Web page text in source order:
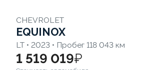
CHEVROLET
EQUINOX
LT • 2023 • Пробег 118 043 км
1 519 019₽